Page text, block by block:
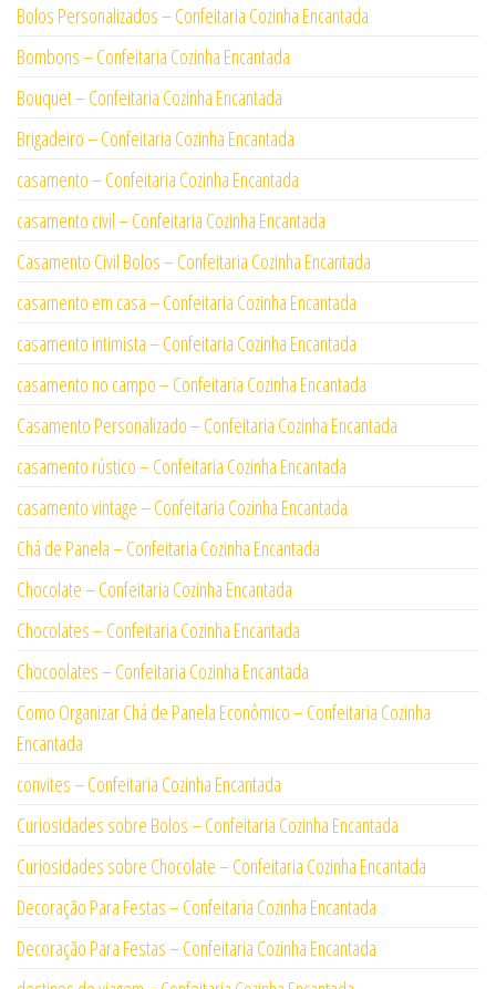
Bolos Personalizados – Confeitaria Cozinha Encantada
Bombons – Confeitaria Cozinha Encantada
Bouquet – Confeitaria Cozinha Encantada
Brigadeiro – Confeitaria Cozinha Encantada
casamento – Confeitaria Cozinha Encantada
casamento civil – Confeitaria Cozinha Encantada
Casamento Civil Bolos – Confeitaria Cozinha Encantada
casamento em casa – Confeitaria Cozinha Encantada
casamento intimista – Confeitaria Cozinha Encantada
casamento no campo – Confeitaria Cozinha Encantada
Casamento Personalizado – Confeitaria Cozinha Encantada
casamento rústico – Confeitaria Cozinha Encantada
casamento vintage – Confeitaria Cozinha Encantada
Chá de Panela – Confeitaria Cozinha Encantada
Chocolate – Confeitaria Cozinha Encantada
Chocolates – Confeitaria Cozinha Encantada
Chocoolates – Confeitaria Cozinha Encantada
Como Organizar Chá de Panela Econômico – Confeitaria Cozinha
Encantada
convites – Confeitaria Cozinha Encantada
Curiosidades sobre Bolos – Confeitaria Cozinha Encantada
Curiosidades sobre Chocolate – Confeitaria Cozinha Encantada
Decoração Para Festas – Confeitaria Cozinha Encantada
Decoração Para Festas – Confeitaria Cozinha Encantada